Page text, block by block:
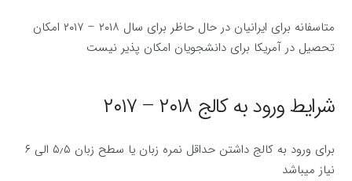
متاسفانه برای ایرانیان در حال حاظر برای سال ۲۰۱۸ – ۲۰۱۷ امکان
تحصیل در آمریکا برای دانشجویان امکان پذیر نیست
شرایط ورود به کالج ۲۰۱۸ – ۲۰۱۷
برای ورود به کالج داشتن حداقل نمره زبان یا سطح زبان ۵٫۵ الی ۶
نیاز میباشد